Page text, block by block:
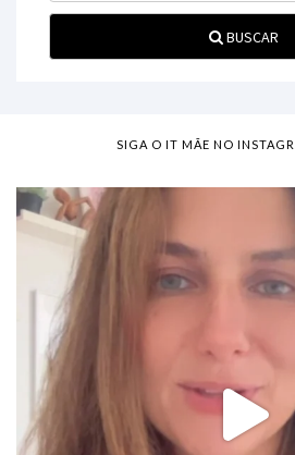
BUSCAR
SIGA O IT MÃE NO